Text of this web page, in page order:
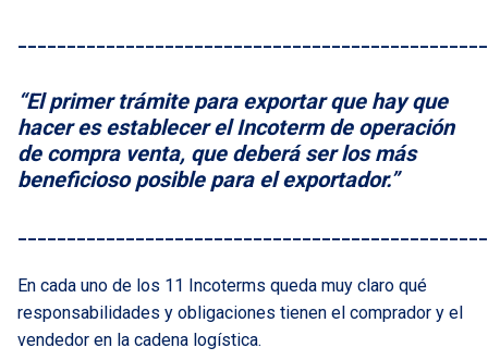
“El primer trámite para exportar que hay que
hacer es establecer el Incoterm de operación
de compra venta, que deberá ser los más
beneficioso posible para el exportador.”
En cada uno de los 11 Incoterms queda muy claro qué
responsabilidades y obligaciones tienen el comprador y el
vendedor en la cadena logística.